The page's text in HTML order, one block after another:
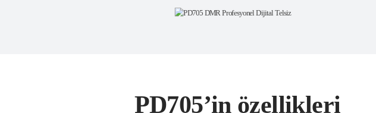
PD705’in özellikleri